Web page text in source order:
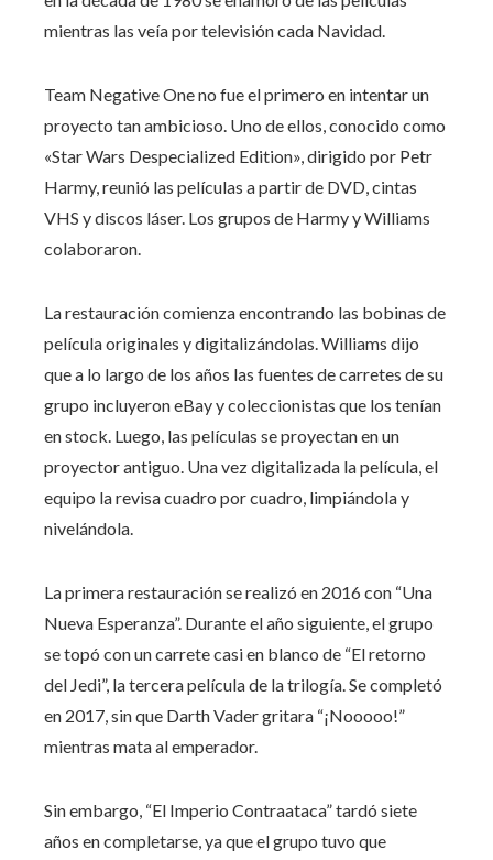
mientras las veía por televisión cada Navidad.
Team Negative One no fue el primero en intentar un
proyecto tan ambicioso. Uno de ellos, conocido como
«Star Wars Despecialized Edition», dirigido por Petr
Harmy, reunió las películas a partir de DVD, cintas
VHS y discos láser. Los grupos de Harmy y Williams
colaboraron.
La restauración comienza encontrando las bobinas de
película originales y digitalizándolas. Williams dijo
que a lo largo de los años las fuentes de carretes de su
grupo incluyeron eBay y coleccionistas que los tenían
en stock. Luego, las películas se proyectan en un
proyector antiguo. Una vez digitalizada la película, el
equipo la revisa cuadro por cuadro, limpiándola y
nivelándola.
La primera restauración se realizó en 2016 con “Una
Nueva Esperanza”. Durante el año siguiente, el grupo
se topó con un carrete casi en blanco de “El retorno
del Jedi”, la tercera película de la trilogía. Se completó
en 2017, sin que Darth Vader gritara “¡Nooooo!”
mientras mata al emperador.
Sin embargo, “El Imperio Contraataca” tardó siete
años en completarse, ya que el grupo tuvo que